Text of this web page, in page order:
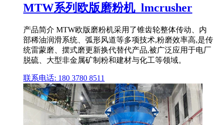
MTW系列欧版磨粉机_lmcrusher
产品简介 MTW欧版磨粉机采用了锥齿轮整体传动、内
部稀油润滑系统、弧形风道等多项技术,粉磨效率高,是传
统雷蒙磨、摆式磨更新换代替代产品,被广泛应用于电厂
脱硫、大型非金属矿制粉和建材与化工等领域。
联系电话: 180 3780 8511